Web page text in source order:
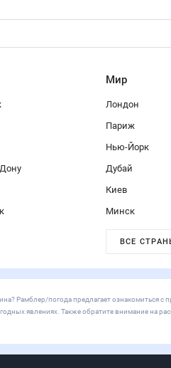
Мир
Лондон
Париж
Нью-Йорк
Дубай
Киев
Минск
ВСЕ
Рамблер/погода предлагает
явлениях. Также обратите внимание на